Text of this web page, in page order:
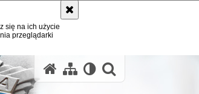
się na ich użycie
przeglądarki